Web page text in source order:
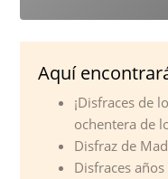
Aquí
¡Disfraces de
ochentera de
Disfraz de
Disfraces